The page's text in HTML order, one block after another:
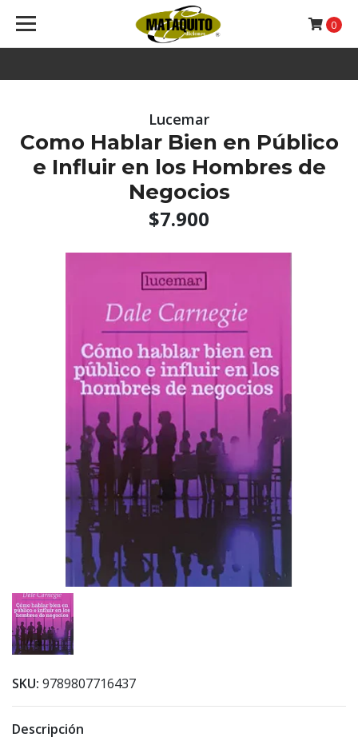
0
Lucemar
Como Hablar Bien en Público
e Influir en los Hombres de
Negocios
$7.900
SKU: 9789807716437
Descripción